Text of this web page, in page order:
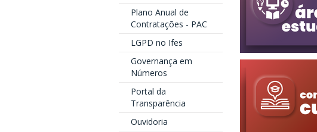
Plano Anual de
Contratações - PAC
LGPD no Ifes
Governança em
Números
Portal da
Transparência
Ouvidoria